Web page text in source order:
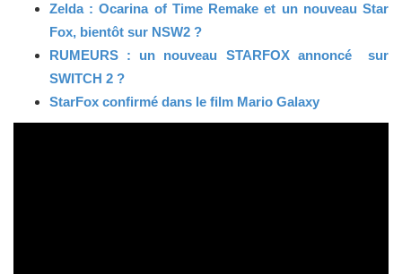
Zelda : Ocarina of Time Remake et un nouveau Star
Fox, bientôt sur NSW2 ?
RUMEURS : un nouveau STARFOX annoncé sur
SWITCH 2 ?
StarFox confirmé dans le film Mario Galaxy